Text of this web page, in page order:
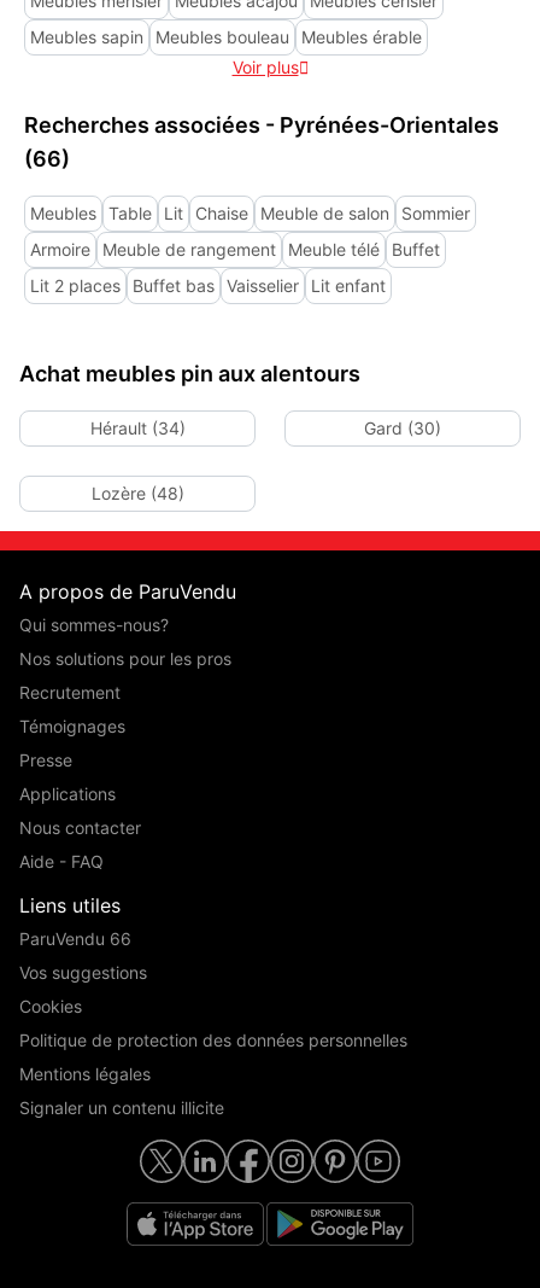
Meubles sapin
Meubles bouleau
Meubles érable
Voir plus
Recherches associées - Pyrénées-Orientales
(66)
Meubles Table Lit Chaise Meuble de salon
Sommier
Armoire
Meuble de rangement Meuble télé
Buffet
Lit 2 places
Buffet bas Vaisselier Lit enfant
Achat meubles pin aux alentours
Hérault (34) Gard (30)
Lozère (48)
A propos de ParuVendu
Qui sommes-nous?
Nos solutions pour les pros
Recrutement
Témoignages
Presse
Applications
Nous contacter
Aide - FAQ
Liens utiles
ParuVendu 66
Vos suggestions
Cookies
Politique de protection des données personnelles
Mentions légales
Signaler un contenu illicite